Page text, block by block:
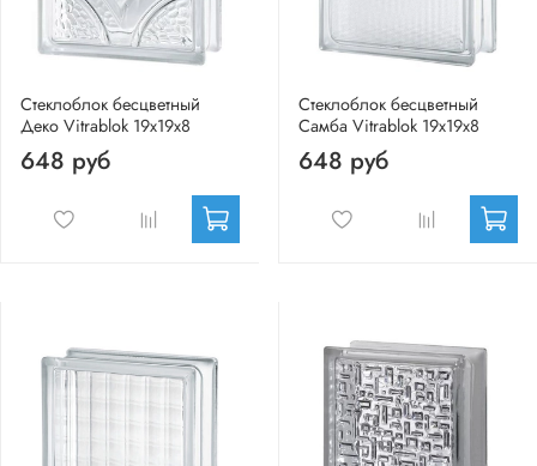
Стеклоблок бесцветный
Деко Vitrablok 19х19х8
648 руб
Стеклоблок бесцветный
Самба Vitrablok 19х19х8
648 руб